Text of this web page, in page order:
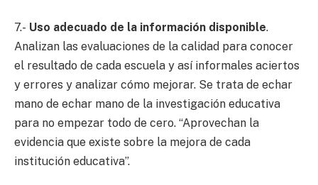
7.- Uso adecuado de la información disponible.
Analizan las evaluaciones de la calidad para conocer
el resultado de cada escuela y así informales aciertos
y errores y analizar cómo mejorar. Se trata de echar
mano de echar mano de la investigación educativa
para no empezar todo de cero. “Aprovechan la
evidencia que existe sobre la mejora de cada
institución educativa”.